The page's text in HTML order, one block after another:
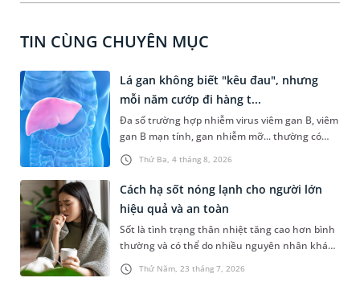
TIN CÙNG CHUYÊN MỤC
Thứ Ba, 4 tháng 8, 2026
Lá gan không biết "kêu đau", nhưng
mỗi năm cướp đi hàng t...
Đa số trường hợp nhiễm virus viêm gan B, viêm
gan B mạn tính, gan nhiễm mỡ... thường có
dấu hiệu mờ nhạt, hoặc không có dấu hiệu.
Đây có thể là con đường dẫn đến xơ gan, ung
thư gan nếu không được phát hiện và điều trị
kịp thời. Hưởng ứng Ngày Viêm gan Thế giới
(28/7) với thông điệp "Bảo vệ lá gan khỏe
mạnh", Hệ thống Y tế MEDLATEC triển khai
chương trình ưu đãi đặc biệt, diễn ra từ nay
đến ngày 15/8/2026 tại hệ thống khám chữa
Thứ Năm, 23 tháng 7, 2026
Cách hạ sốt nóng lạnh cho người lớn
hiệu quả và an toàn
Sốt là tình trạng thân nhiệt tăng cao hơn bình
thường và có thể do nhiều nguyên nhân khác
nhau gây ra. Ở nhiều trường hợp người bị sốt
có thể gặp phải những vấn đề nghiêm trọng